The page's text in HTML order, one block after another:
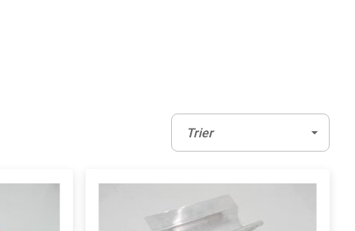
Trier:
Trier